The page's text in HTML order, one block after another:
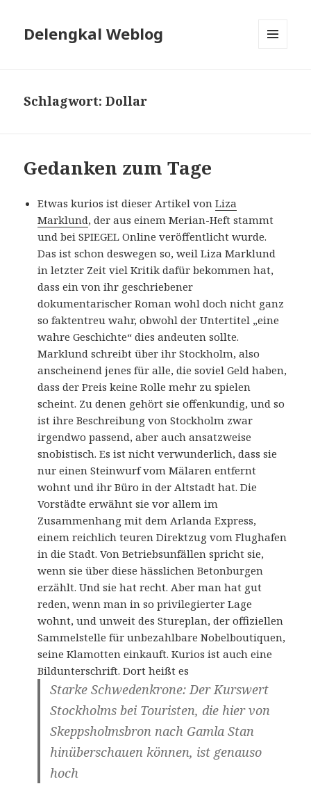
Delengkal Weblog
Schlagwort:Dollar
Gedanken zum Tage
Etwas kurios ist dieser Artikel vonLiza
Marklund, der aus einem Merian-Heft stammt
und bei SPIEGEL Online veröffentlicht wurde.
Das ist schon deswegen so, weil Liza Marklund
in letzter Zeit viel Kritik dafür bekommen hat,
dass ein von ihr geschriebener
dokumentarischer Roman wohl doch nicht ganz
so faktentreu wahr, obwohl der Untertitel „eine
wahre Geschichte“ dies andeuten sollte.
Marklund schreibt über ihr Stockholm, also
anscheinend jenes für alle, die soviel Geld haben,
dass der Preis keine Rolle mehr zu spielen
scheint. Zu denen gehört sie offenkundig, und so
ist ihre Beschreibung von Stockholm zwar
irgendwo passend, aber auch ansatzweise
snobistisch. Es ist nicht verwunderlich, dass sie
nur einen Steinwurf vom Mälaren entfernt
wohnt und ihr Büro in der Altstadt hat. Die
Vorstädte erwähnt sie vor allem im
Zusammenhang mit dem Arlanda Express,
einem reichlich teuren Direktzug vom Flughafen
in die Stadt. Von Betriebsunfällen spricht sie,
wenn sie über diese hässlichen Betonburgen
erzählt. Und sie hat recht. Aber man hat gut
reden, wenn man in so privilegierter Lage
wohnt, und unweit des Stureplan, der offiziellen
Sammelstelle für unbezahlbare Nobelboutiquen,
seine Klamotten einkauft. Kurios ist auch eine
Bildunterschrift. Dort heißt es
Starke Schwedenkrone: Der Kurswert
Stockholms bei Touristen, die hier von
Skeppsholmsbron nach Gamla Stan
hinüberschauen können, ist genauso
hoch